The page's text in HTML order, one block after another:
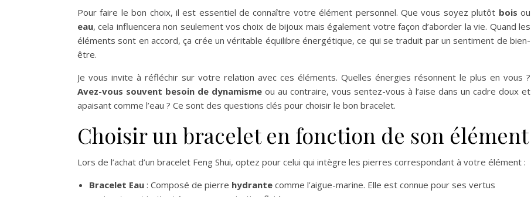
Pour faire le bon choix, il est essentiel de connaître votre élément personnel. Que vous soyez plutôt bois ou
eau, cela influencera non seulement vos choix de bijoux mais également votre façon d’aborder la vie. Quand les
éléments sont en accord, ça crée un véritable équilibre énergétique, ce qui se traduit par un sentiment de bien-
être.
Je vous invite à réfléchir sur votre relation avec ces éléments. Quelles énergies résonnent le plus en vous ?
Avez-vous souvent besoin de dynamisme ou au contraire, vous sentez-vous à l’aise dans un cadre doux et
apaisant comme l’eau ? Ce sont des questions clés pour choisir le bon bracelet.
Choisir un bracelet en fonction de son élément
Lors de l’achat d’un bracelet Feng Shui, optez pour celui qui intègre les pierres correspondant à votre élément :
Bracelet Eau : Composé de pierre hydrante comme l’aigue-marine. Elle est connue pour ses vertus